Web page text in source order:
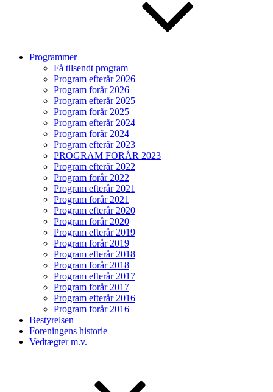
Programmer
Få tilsendt program
Program efterår 2026
Program forår 2026
Program efterår 2025
Program forår 2025
Program efterår 2024
Program forår 2024
Program efterår 2023
PROGRAM FORÅR 2023
Program efterår 2022
Program forår 2022
Program efterår 2021
Program forår 2021
Program efterår 2020
Program forår 2020
Program efterår 2019
Program forår 2019
Program efterår 2018
Program forår 2018
Program efterår 2017
Program forår 2017
Program efterår 2016
Program forår 2016
Bestyrelsen
Foreningens historie
Vedtægter m.v.